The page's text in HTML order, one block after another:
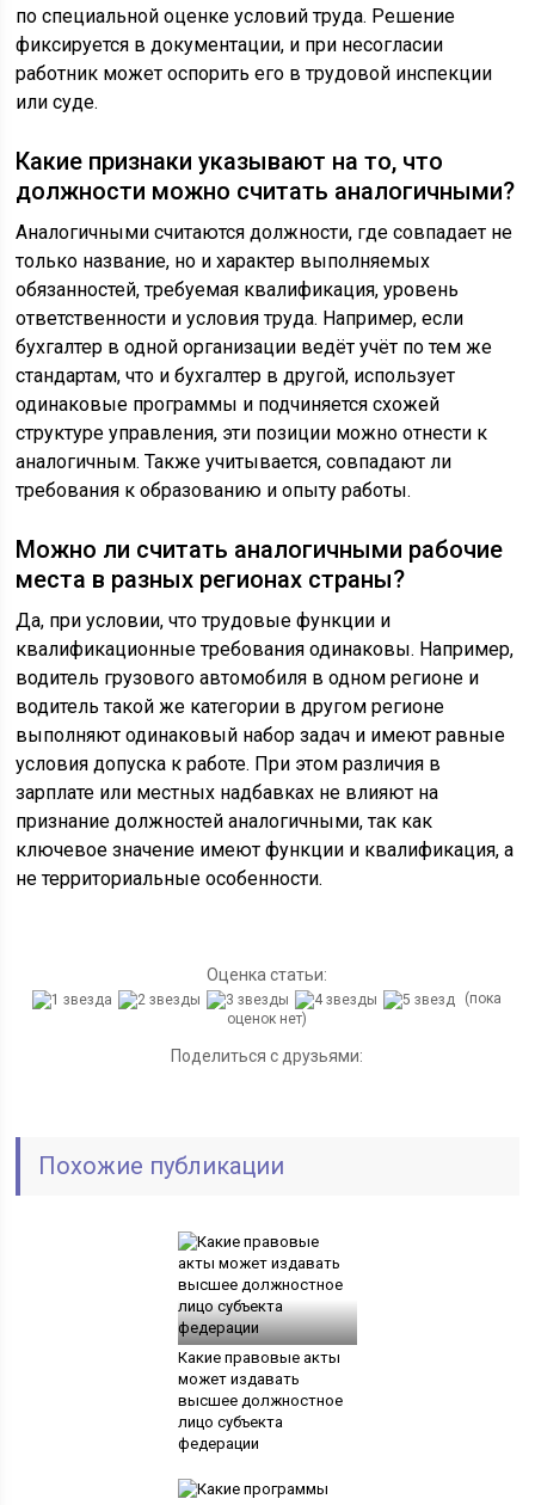
по специальной оценке условий труда. Решение
фиксируется в документации, и при несогласии
работник может оспорить его в трудовой инспекции
или суде.
Какие признаки указывают на то, что
должности можно считать аналогичными?
Аналогичными считаются должности, где совпадает не
только название, но и характер выполняемых
обязанностей, требуемая квалификация, уровень
ответственности и условия труда. Например, если
бухгалтер в одной организации ведёт учёт по тем же
стандартам, что и бухгалтер в другой, использует
одинаковые программы и подчиняется схожей
структуре управления, эти позиции можно отнести к
аналогичным. Также учитывается, совпадают ли
требования к образованию и опыту работы.
Можно ли считать аналогичными рабочие
места в разных регионах страны?
Да, при условии, что трудовые функции и
квалификационные требования одинаковы. Например,
водитель грузового автомобиля в одном регионе и
водитель такой же категории в другом регионе
выполняют одинаковый набор задач и имеют равные
условия допуска к работе. При этом различия в
зарплате или местных надбавках не влияют на
признание должностей аналогичными, так как
ключевое значение имеют функции и квалификация, а
не территориальные особенности.
Оценка статьи:
(пока
оценок нет)
Поделиться с друзьями:
Похожие публикации
Какие правовые акты
может издавать
высшее должностное
лицо субъекта
федерации